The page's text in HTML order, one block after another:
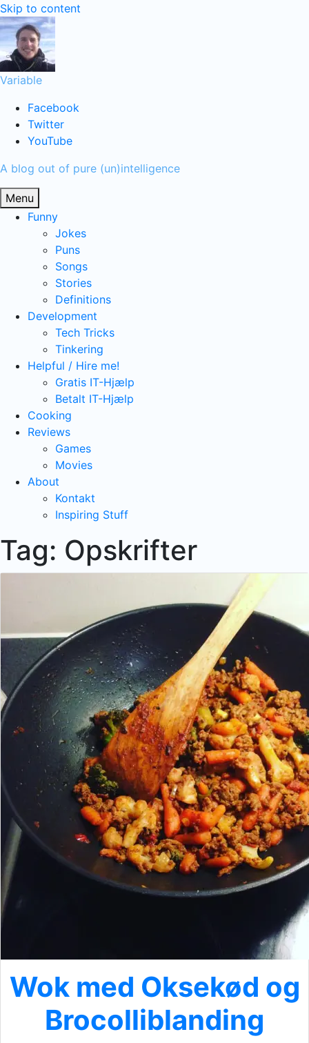
Skip to content
Variable
Facebook
Twitter
YouTube
A blog out of pure (un)intelligence
Menu
Funny
Jokes
Puns
Songs
Stories
Definitions
Development
Tech Tricks
Tinkering
Helpful / Hire me!
Gratis IT-Hjælp
Betalt IT-Hjælp
Cooking
Reviews
Games
Movies
About
Kontakt
Inspiring Stuff
Tag: Opskrifter
Wok med Oksekød og
Brocolliblanding